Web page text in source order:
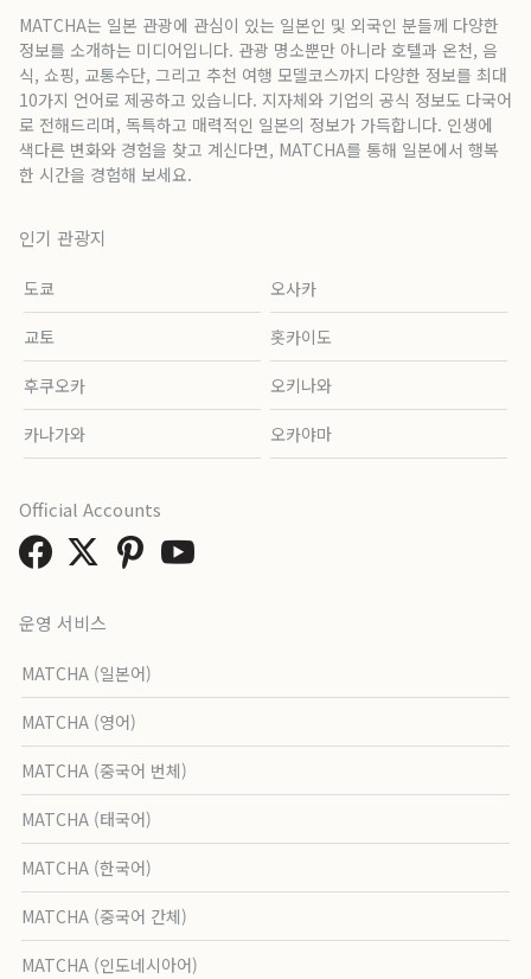
MATCHA는 일본 관광에 관심이 있는 일본인 및 외국인 분들께 다양한
정보를 소개하는 미디어입니다. 관광 명소뿐만 아니라 호텔과 온천, 음
식, 쇼핑, 교통수단, 그리고 추천 여행 모델코스까지 다양한 정보를 최대
10가지 언어로 제공하고 있습니다. 지자체와 기업의 공식 정보도 다국어
로 전해드리며, 독특하고 매력적인 일본의 정보가 가득합니다. 인생에
색다른 변화와 경험을 찾고 계신다면, MATCHA를 통해 일본에서 행복
한 시간을 경험해 보세요.
인기 관광지
도쿄 오사카
교토 홋카이도
후쿠오카 오키나와
카나가와 오카야마
운영 서비스
MATCHA (일본어)
MATCHA (영어)
MATCHA (중국어 번체)
MATCHA (태국어)
MATCHA (한국어)
MATCHA (중국어 간체)
MATCHA (인도네시아어)
Official Accounts